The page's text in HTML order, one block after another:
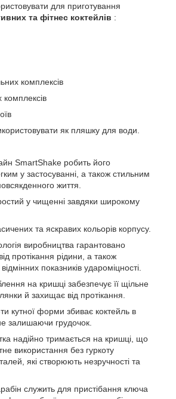
для приготування
та фітнес коктейлів :
комплексів
комплексів
як пляшку для води.
SmartShake робить його
у застосуванні, а також стильним
життя.
у чищенні завдяки широкому
та яскравих кольорів корпусу.
виробництва гарантовано
протікання рідини, а також
показників удароміцності.
на кришці забезпечує її щільне
й захищає від протікання.
ти кутної форми збиває коктейль в
залишаючи грудочок.
надійно тримається на кришці, що
використання без гуркоту
які створюють незручності та
служить для пристібання ключа